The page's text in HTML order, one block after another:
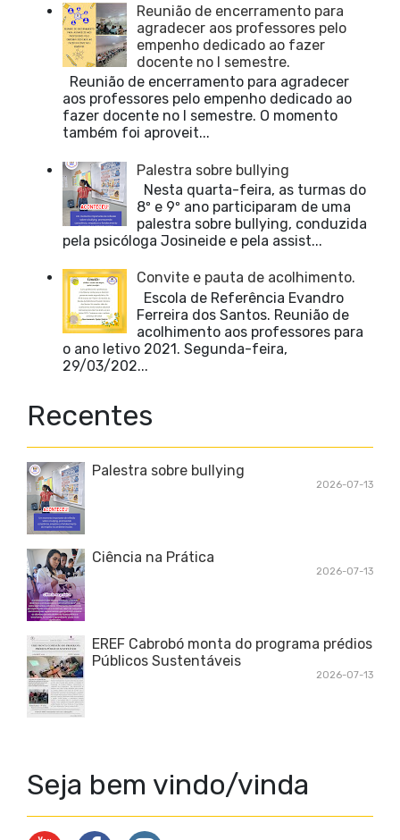
Reunião de encerramento para
agradecer aos professores pelo
empenho dedicado ao fazer
docente no I semestre.
Reunião de encerramento para agradecer
aos professores pelo empenho dedicado ao
fazer docente no I semestre. O momento
também foi aproveit...
Palestra sobre bullying
Nesta quarta-feira, as turmas do
8º e 9º ano participaram de uma
palestra sobre bullying, conduzida
pela psicóloga Josineide e pela assist...
Convite e pauta de acolhimento.
Escola de Referência Evandro
Ferreira dos Santos. Reunião de
acolhimento aos professores para
o ano letivo 2021. Segunda-feira,
29/03/202...
Recentes
Palestra sobre bullying
2026-07-13
Ciência na Prática
2026-07-13
EREF Cabrobó monta do programa prédios
Públicos Sustentáveis
2026-07-13
Seja bem vindo/vinda